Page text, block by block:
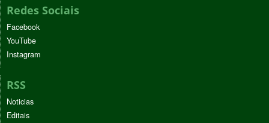
Redes Sociais
Facebook
YouTube
Instagram
RSS
Noticias
Editais